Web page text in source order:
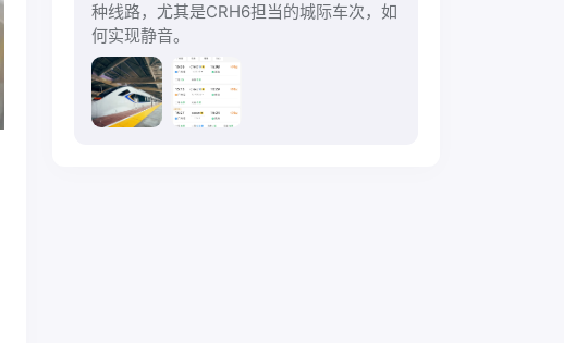
种线路，尤其是CRH6担当的城际车次，如
何实现静音。